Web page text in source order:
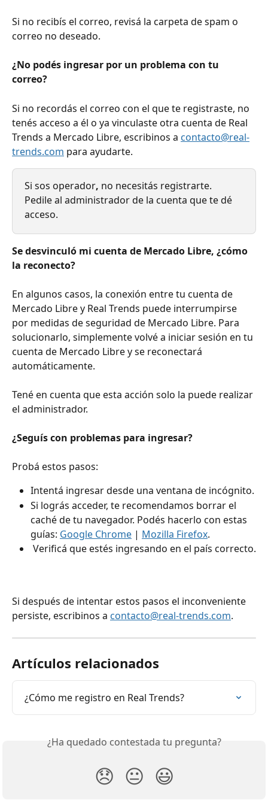
Si no recibís el correo, revisá la carpeta de spam o
correo no deseado.
¿No podés ingresar por un problema con tu
correo?
Si no recordás el correo con el que te registraste, no
tenés acceso a él o ya vinculaste otra cuenta de Real
Trends a Mercado Libre, escribinos a contacto@real-
trends.com para ayudarte.
Si sos operador, no necesitás registrarte.
Pedile al administrador de la cuenta que te dé
acceso.
Se desvinculó mi cuenta de Mercado Libre, ¿cómo
la reconecto?
En algunos casos, la conexión entre tu cuenta de
Mercado Libre y Real Trends puede interrumpirse
por medidas de seguridad de Mercado Libre. Para
solucionarlo, simplemente volvé a iniciar sesión en tu
cuenta de Mercado Libre y se reconectará
automáticamente.
Tené en cuenta que esta acción solo la puede realizar
el administrador.
¿Seguís con problemas para ingresar?
Probá estos pasos:
Intentá ingresar desde una ventana de incógnito.
Si lográs acceder, te recomendamos borrar el
caché de tu navegador. Podés hacerlo con estas
guías: Google Chrome | Mozilla Firefox.
Verificá que estés ingresando en el país correcto.
Si después de intentar estos pasos el inconveniente
persiste, escribinos a contacto@real-trends.com.
Artículos relacionados
¿Cómo me registro en Real Trends?
¿Ha quedado contestada tu pregunta?
😞 😐 😃